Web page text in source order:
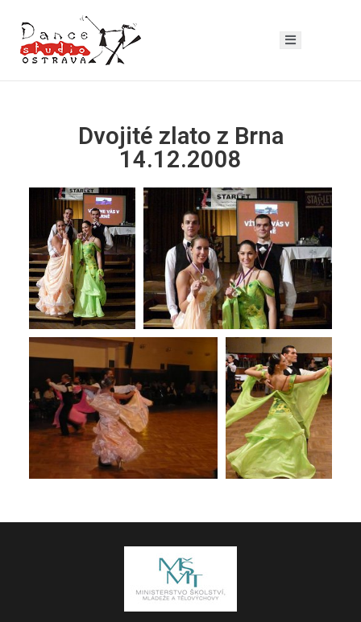
Dvojité zlato z Brna
14.12.2008